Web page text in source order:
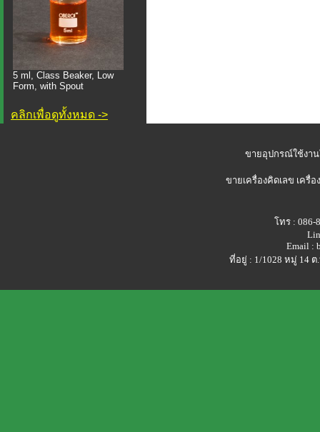
5 ml, Class Beaker, Low
Form, with Spout
คลิกเพื่อดูทั้งหมด ->
ขายอุปกรณ์ใช้งา
ขายเครื่องคิดเลข เครื่
โทร : 086-
Email :
ที่อยู่ : 1/1028 หมู่ 14 ต.